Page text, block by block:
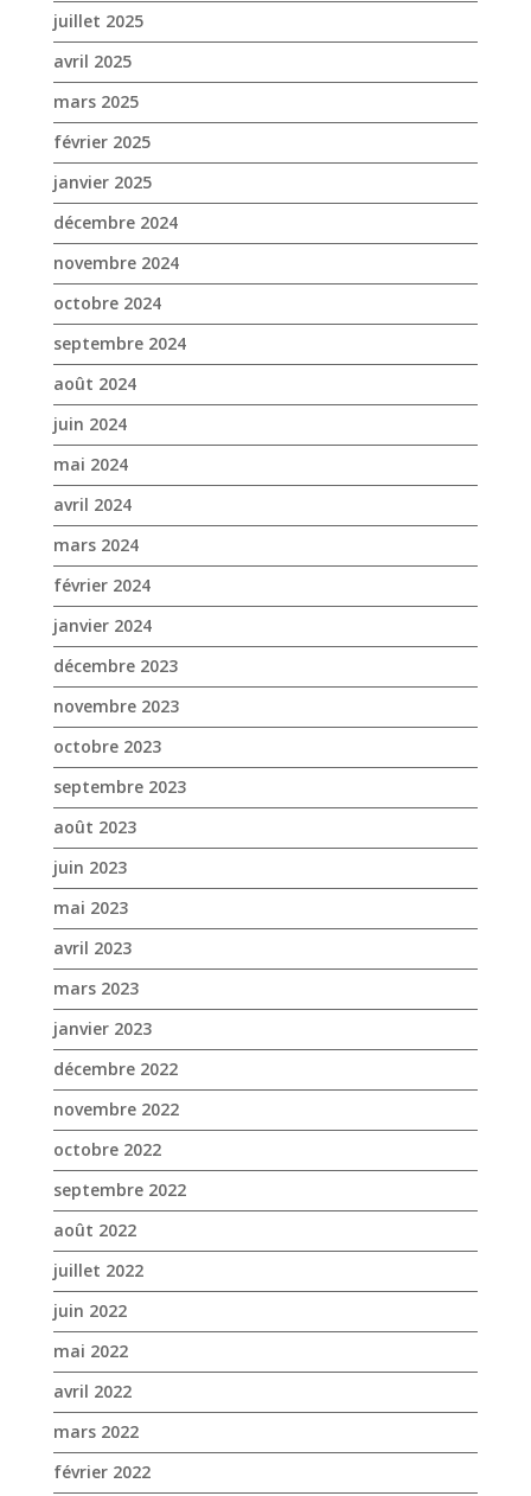
juillet 2025
avril 2025
mars 2025
février 2025
janvier 2025
décembre 2024
novembre 2024
octobre 2024
septembre 2024
août 2024
juin 2024
mai 2024
avril 2024
mars 2024
février 2024
janvier 2024
décembre 2023
novembre 2023
octobre 2023
septembre 2023
août 2023
juin 2023
mai 2023
avril 2023
mars 2023
janvier 2023
décembre 2022
novembre 2022
octobre 2022
septembre 2022
août 2022
juillet 2022
juin 2022
mai 2022
avril 2022
mars 2022
février 2022